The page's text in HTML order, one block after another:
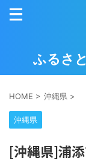
ふるさ
HOME > 沖縄県 >
沖縄県
[沖縄県]浦